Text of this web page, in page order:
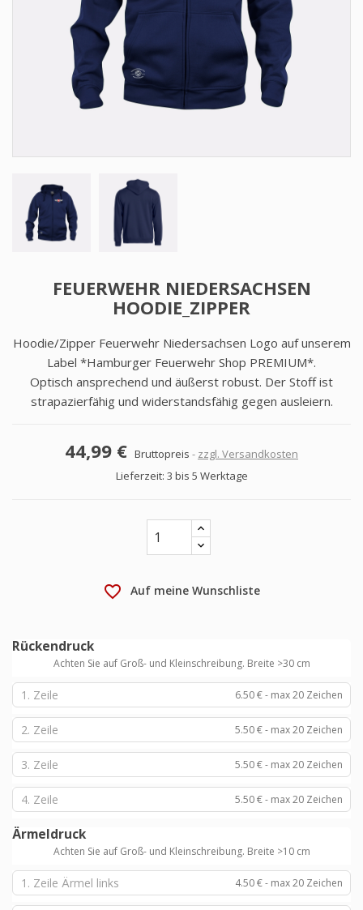
FEUERWEHR NIEDERSACHSEN
HOODIE_ZIPPER
Hoodie/Zipper Feuerwehr Niedersachsen Logo auf unserem
Label *Hamburger Feuerwehr Shop PREMIUM*.
Optisch ansprechend und äußerst robust. Der Stoff ist
strapazierfähig und widerstandsfähig gegen ausleiern.
44,99 € Bruttopreis
zzgl. Versandkosten
Lieferzeit: 3 bis 5 Werktage
favorite_border Auf meine Wunschliste
Rückendruck
Achten Sie auf Groß- und Kleinschreibung. Breite >30 cm
6.50 € - max 20 Zeichen
5.50 € - max 20 Zeichen
5.50 € - max 20 Zeichen
5.50 € - max 20 Zeichen
Ärmeldruck
Achten Sie auf Groß- und Kleinschreibung. Breite >10 cm
4.50 € - max 20 Zeichen